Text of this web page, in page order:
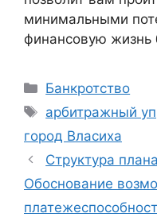
минимальными
финансовую жизнь
Рубрики
Банкротство
Метки
арбитражный
город Власиха
Структура
Обоснование